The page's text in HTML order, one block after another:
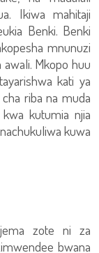
Ikiwa mahitaji
Benki. Benki
mnunuzi
Mkopo huu
kati ya
riba na muda
kutumia njia
kuwa
zote ni za
bwana